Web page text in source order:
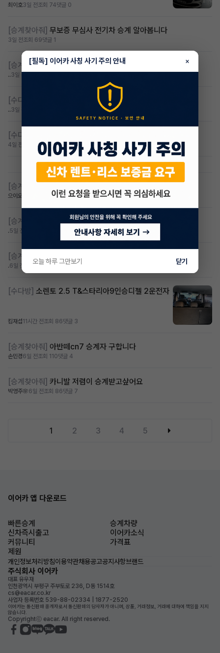
최이호3일 전조회 74댓글 0
[승계찾아줘] 무보증 무심사 전기차 승계 알아봅니다
3일 전조회 69댓글 1
[승계찾아줘] 무심사 무보증 만21세 전기차 승계,2운전자
..3일 전
[수다방] 무심사 무보증 만21세 전기차구해요
..3일 전
[수다방]
4일 전 조회 77댓글 0
[승계찾아줘]
으이오닉 조회 57댓글 0
[승계찾아줘] 제네시스 gv60 렌탈 승계찾습니다
.5일 전
[승계찾아줘]
.6일 전 조회 112 댓글 6
[수다방] 소렌토 2.5 T&스타리아9인승디젤 2운전자
킴재섭11시간 전조회 86댓글 3
[승계찾아줘] 아반떼cn7 승계자 구합니다
손민경6일 전조회 110댓글 4
[승계찾아줘] 카니발 저렴이 승계받고샆어요
박영주🌸6일 전조회 86댓글 7
1 2 3 4 5
이어카 앱 다운로드
빠른승계
승계차량
신차즉시출고
이어카소식
커뮤니티
가격표
제원
개인정보처리방침이용약관채용공고공지사항브랜드
주식회사 이어카
대표 유우재
인천광역시 부평구 주부토로 236, D동 1514호
cs@eacar.co.kr
사업자 등록번호 539-88-02334 | 1877-2520
이어카는 통신판매 중개자로서 통신판매의 당사자가 아니며, 상품, 거래정보, 거래에 대하여 책임을 지지
않습니다.
Copyrightⓒ eacar. All right reserved.
[필독] 이어카 사칭 사기 주의 안내 ×
오늘 하루 그만보기 닫기